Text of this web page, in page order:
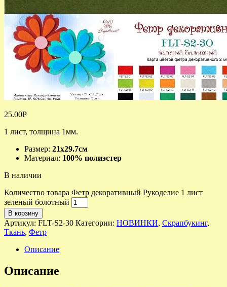
25.00Р
1 лист, толщина 1мм.
Размер: 21х29.7см
Материал: 100% полиэстер
В наличии
Количество товара Фетр декоративный Рукоделие 1 лист
зеленый болотный
В корзину
Артикул: FLT-S2-30 Категории: НОВИНКИ, Скрапбукинг,
Ткань, Фетр
Описание
Описание